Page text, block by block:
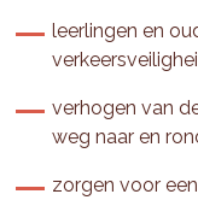
leerlingen en
verhogen van
weg naar en
zorgen voor